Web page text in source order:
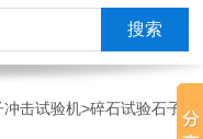
饰材料燃烧试验机
冲击试验机>碎石试验石子